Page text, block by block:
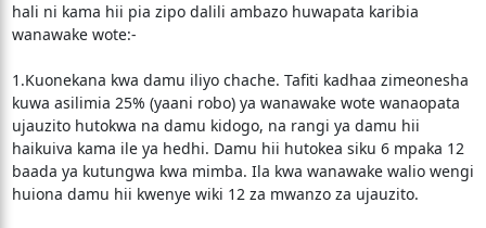
hali ni kama hii pia zipo dalili ambazo huwapata karibia
wanawake wote:-
1.Kuonekana kwa damu iliyo chache. Tafiti kadhaa zimeonesha
kuwa asilimia 25% (yaani robo) ya wanawake wote wanaopata
ujauzito hutokwa na damu kidogo, na rangi ya damu hii
haikuiva kama ile ya hedhi. Damu hii hutokea siku 6 mpaka 12
baada ya kutungwa kwa mimba. Ila kwa wanawake walio wengi
huiona damu hii kwenye wiki 12 za mwanzo za ujauzito.